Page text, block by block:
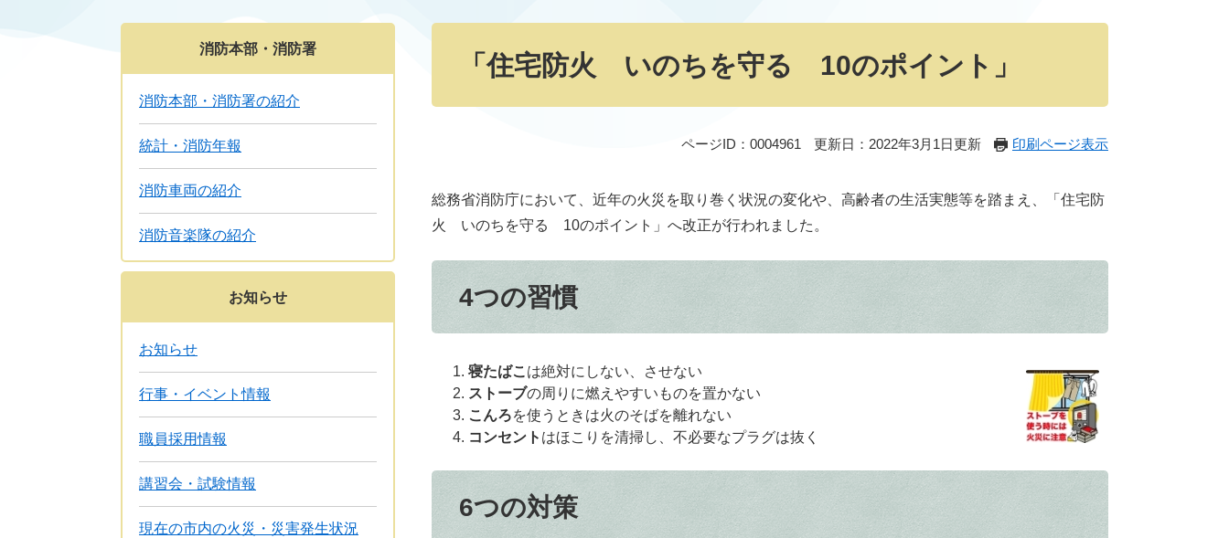
「住宅防火 いのちを守る 10のポイント」
ページID：0004961 更新日：2022年3月1日更新 印刷ページ表示
総務省消防庁において、近年の火災を取り巻く状況の変化や、高齢者の生活実態等を踏まえ、「住宅防
火 いのちを守る 10のポイント」へ改正が行われました。
4つの習慣
寝たばこは絶対にしない、させない
ストーブの周りに燃えやすいものを置かない
こんろを使うときは火のそばを離れない
コンセント はほこりを清掃し、不必要なプラグは抜く
6つの対策
消防本部・消防署
消防本部・消防署の紹介
統計・消防年報
消防車両の紹介
消防音楽隊の紹介
お知らせ
お知らせ
行事・イベント情報
職員採用情報
講習会・試験情報
現在の市内の火災・災害発生状況